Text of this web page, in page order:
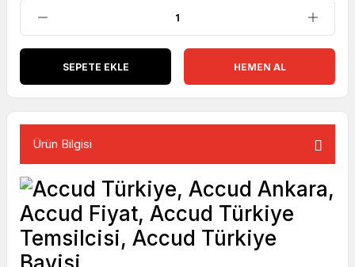
SEPETE EKLE HEMEN AL
Ürün Bilgisi